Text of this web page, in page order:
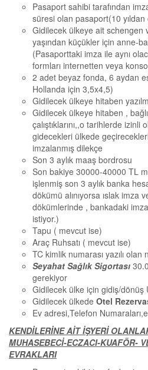
Pasaport sahibi tarafından
süresi olan pasaport(10
Gidilecek ülkeye ait schengen
yaşından küçükler için anne-
(Pasaporttaki imza ile aynı
formları internetten veya
2 adet beyaz fonda, 6 aydan
Hollanda için 3,5x4,5)
Gidilecek ülkeye hitaben
Gidilecek ülkeye hitaben ,
çalıştıklarını,,o tarihlerde izinli
gidecekleri ülkede
imzalanmış dilekçe
Son 3 aylık maaş bordrosu
Son bakiye 30000-40000 TL
işlenmiş son 3 aylık banka
dökümü alınıyorsa ıslak imza
dökümlerinde , bankadaki
istiyor.)
Tapu ( mevcut ise)
Araç Ruhsatı ( mevcut ise)
TC kimlik numarası yazılı olan
Seyahat Sağlık Sigortası
gerekiyor
Gidilecek ülke için gidiş/dönüş
Gidilecek ülkede Otel
Ev adresi,Telefon
KENDİLERİNE AİT İŞYERİ
MUHASEBECİ-ECZACI-KUAFÖR-
EVRAKLARI